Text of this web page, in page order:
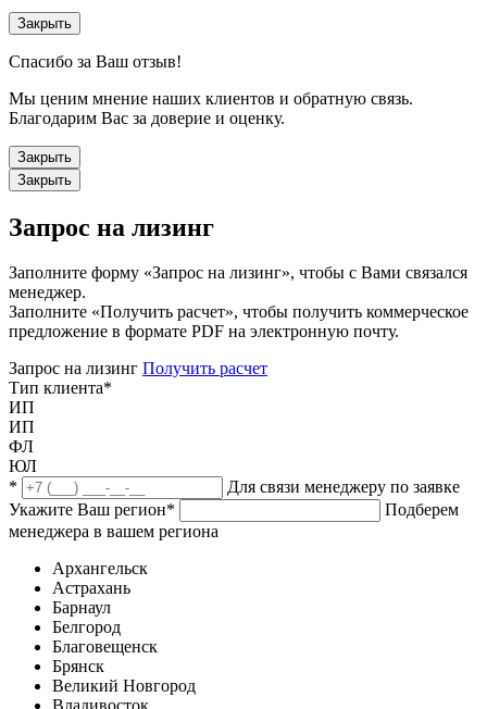
Закрыть
Спасибо за Ваш отзыв!
Мы ценим мнение наших клиентов и обратную связь.
Благодарим Вас за доверие и оценку.
Закрыть
Закрыть
Запрос на лизинг
Заполните форму «Запрос на лизинг», чтобы с Вами связался
менеджер.
Заполните «Получить расчет», чтобы получить коммерческое
предложение в формате PDF на электронную почту.
Запрос на лизинг Получить расчет
Тип клиента*
ИП
ИП
ФЛ
ЮЛ
*
Для связи менеджеру по заявке
Укажите Ваш регион*
Подберем
менеджера в вашем региона
Архангельск
Астрахань
Барнаул
Белгород
Благовещенск
Брянск
Великий Новгород